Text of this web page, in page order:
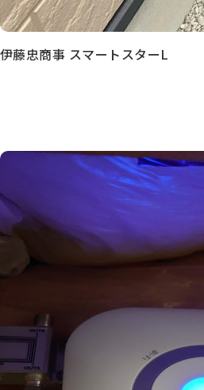
伊藤忠商事 スマートスターL